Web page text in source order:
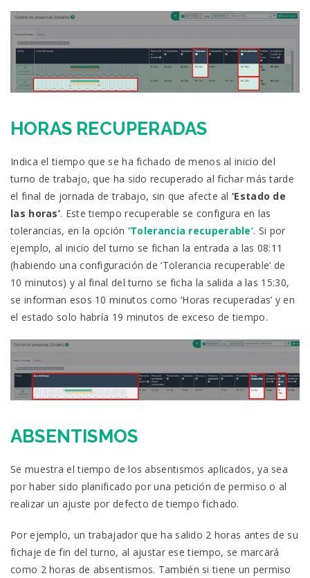
HORAS RECUPERADAS
Indica el tiempo que se ha fichado de menos al inicio del
turno de trabajo, que ha sido recuperado al fichar más tarde
el final de jornada de trabajo, sin que afecte al ‘Estado de
las horas’. Este tiempo recuperable se configura en las
tolerancias, en la opción ‘Tolerancia recuperable’. Si por
ejemplo, al inicio del turno se fichan la entrada a las 08:11
(habiendo una configuración de ‘Tolerancia recuperable’ de
10 minutos) y al final del turno se ficha la salida a las 15:30,
se informan esos 10 minutos como ‘Horas recuperadas’ y en
el estado solo habría 19 minutos de exceso de tiempo.
ABSENTISMOS
Se muestra el tiempo de los absentismos aplicados, ya sea
por haber sido planificado por una petición de permiso o al
realizar un ajuste por defecto de tiempo fichado.
Por ejemplo, un trabajador que ha salido 2 horas antes de su
fichaje de fin del turno, al ajustar ese tiempo, se marcará
como 2 horas de absentismos. También si tiene un permiso